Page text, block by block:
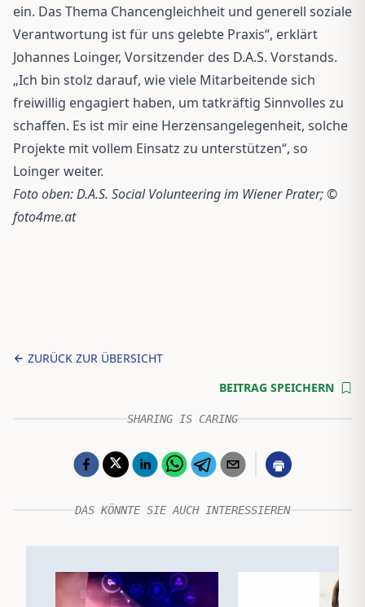
ein. Das Thema Chancengleichheit und generell soziale
Verantwortung ist für uns gelebte Praxis“, erklärt
Johannes Loinger, Vorsitzender des D.A.S. Vorstands.
„Ich bin stolz darauf, wie viele Mitarbeitende sich
freiwillig engagiert haben, um tatkräftig Sinnvolles zu
schaffen. Es ist mir eine Herzensangelegenheit, solche
Projekte mit vollem Einsatz zu unterstützen“, so
Loinger weiter.
Foto oben: D.A.S. Social Volunteering im Wiener Prater; ©
foto4me.at
ZURÜCK ZUR ÜBERSICHT
BEITRAG SPEICHERN
SHARING IS CARING
DAS KÖNNTE SIE AUCH INTERESSIEREN